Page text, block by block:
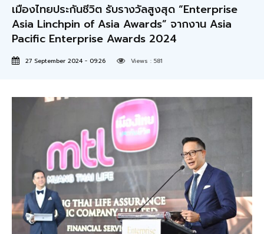
เมืองไทยประกันชีวิต รับรางวัลสูงสุด “Enterprise
Asia Linchpin of Asia Awards” จากงาน Asia
Pacific Enterprise Awards 2024
27 September 2024 - 09:26 Views : 581